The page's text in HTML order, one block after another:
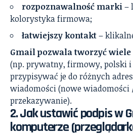
rozpoznawalność marki–
kolorystyka firmowa;
łatwiejszy kontakt–
Gmail pozwala tworzyć
(np. prywatny, firmowy, polski
przypisywać je do różnych
wiadomości (nowe wiadomości
przekazywanie).
2. Jak ustawić podpis w
komputerze